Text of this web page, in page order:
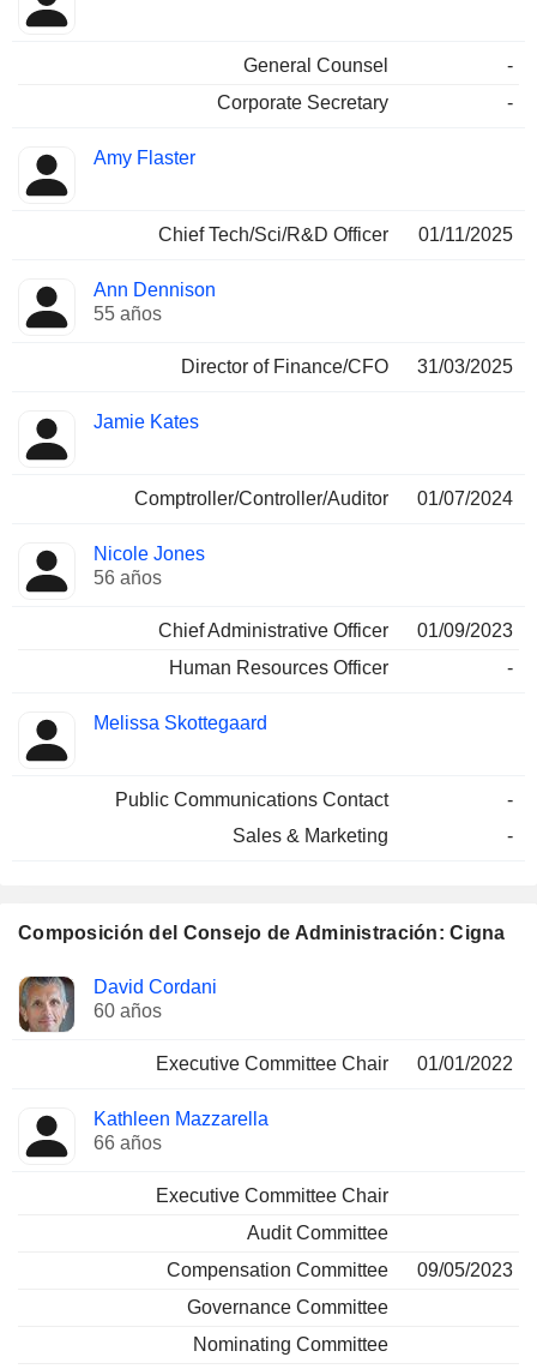
General Counsel
-
Corporate Secretary
-
Amy Flaster
Chief Tech/Sci/R&D Officer 01/11/2025
Ann Dennison
55 años
Director of Finance/CFO 31/03/2025
Jamie Kates
Comptroller/Controller/Auditor 01/07/2024
Nicole Jones
56 años
Chief Administrative Officer
01/09/2023
Human Resources Officer
-
Melissa Skottegaard
Public Communications Contact
-
Sales & Marketing
-
Composición del Consejo de Administración: Cigna
Administrador Comités
David Cordani
60 años
Executive Committee Chair 01/01/2022
Kathleen Mazzarella
66 años
Executive Committee Chair
Audit Committee
Compensation Committee
09/05/2023
Governance Committee
Nominating Committee